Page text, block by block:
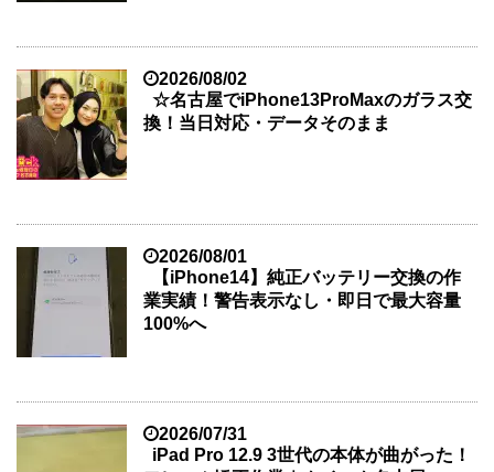
2026/08/02
☆名古屋でiPhone13ProMaxのガラス交
換！当日対応・データそのまま
2026/08/01
【iPhone14】純正バッテリー交換の作
業実績！警告表示なし・即日で最大容量
100%へ
2026/07/31
iPad Pro 12.9 3世代の本体が曲がった！